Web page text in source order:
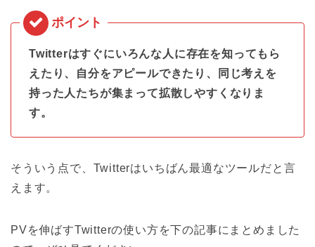
Twitterはすぐにいろんな人に存在を知ってもら
えたり、自分をアピールできたり、同じ考えを
持った人たちが集まって拡散しやすくなりま
す。
そういう点で、Twitterはいちばん最適なツールだと言
えます。
PVを伸ばすTwitterの使い方を下の記事にまとめました